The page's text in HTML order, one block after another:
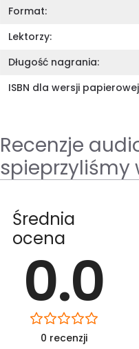
Format:
Lektorzy:
Długość nagrania:
ISBN dla wersji
Recenzje
spieprzyliśmy
Średnia
ocena
0.0
0 recenzji